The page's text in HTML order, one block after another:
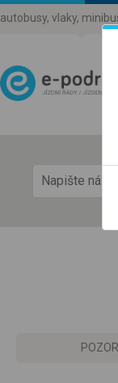
autobusy, vlaky,